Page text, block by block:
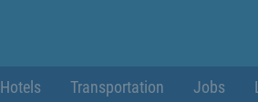
Hotels Transportation Jobs